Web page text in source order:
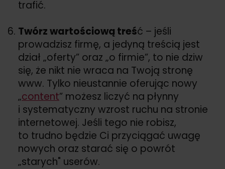
trafić.
Twórz wartościową treść – jeśli
prowadzisz firmę, a jedyną treścią jest
dział „oferty” oraz „o firmie”, to nie dziw
się, że nikt nie wraca na Twoją stronę
www. Tylko nieustannie oferując nowy
„content” możesz liczyć na płynny
i systematyczny wzrost ruchu na stronie
internetowej. Jeśli tego nie robisz,
to trudno będzie Ci przyciągać uwagę
nowych oraz starać się o powrót
„starych" userów.